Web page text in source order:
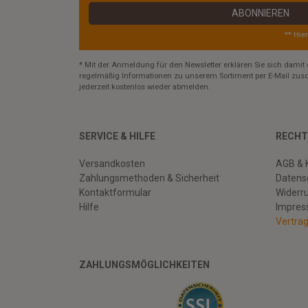
ABONNIEREN
**
* Mit der Anmeldung für den Newsletter erklären Sie sich damit
regelmäßig Informationen zu unserem Sortiment per E-Mail
jederzeit kostenlos wieder abmelden.
SERVICE & HILFE
Versandkosten
Zahlungsmethoden & Sicherheit
Kontaktformular
Hilfe
AGB &
ZAHLUNGSMÖGLICHKEITEN